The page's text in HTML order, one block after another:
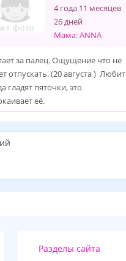
4 года 11 месяцев
26 дней
Мама: ANNA
за палец. Ощущение что не
отпускать. (20 августа ) Любит
гладят пяточки, это
её.
Разделы сайта